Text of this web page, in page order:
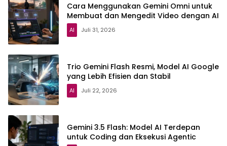
Cara Menggunakan Gemini Omni untuk
Membuat dan Mengedit Video dengan AI
AI Juli 31, 2026
Trio Gemini Flash Resmi, Model AI Google
yang Lebih Efisien dan Stabil
AI Juli 22, 2026
Gemini 3.5 Flash: Model AI Terdepan
untuk Coding dan Eksekusi Agentic